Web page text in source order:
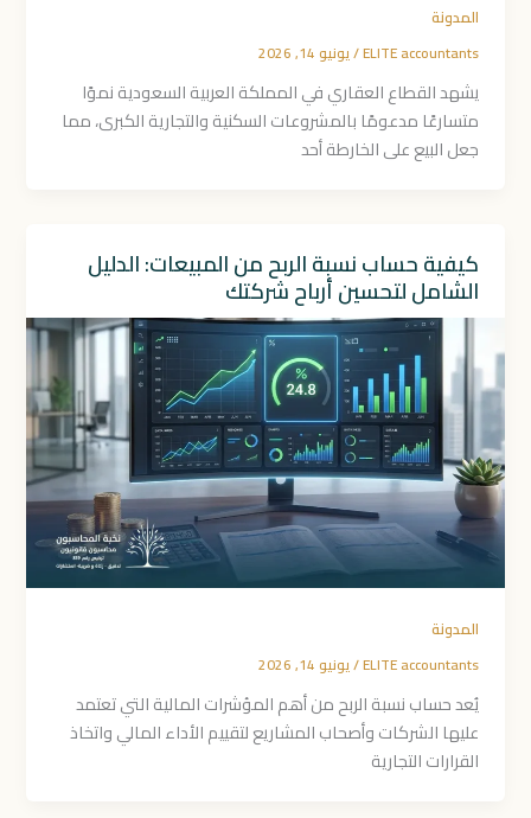
المدونة
ELITE accountants
/يونيو 14, 2026
يشهد القطاع العقاري في المملكة العربية السعودية نموًا
متسارعًا مدعومًا بالمشروعات السكنية والتجارية الكبرى، مما
جعل البيع على الخارطة أحد
كيفية حساب نسبة الربح من المبيعات: الدليل
الشامل لتحسين أرباح شركتك
المدونة
ELITE accountants
/يونيو 14, 2026
يُعد حساب نسبة الربح من أهم المؤشرات المالية التي تعتمد
عليها الشركات وأصحاب المشاريع لتقييم الأداء المالي واتخاذ
القرارات التجارية